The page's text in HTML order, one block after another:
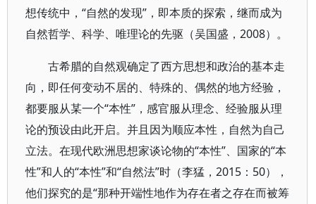
想传统中，“自然的发现”，即本质的探索，继而成为
自然哲学、科学、唯理论的先驱（吴国盛，2008）。
古希腊的自然观确定了西方思想和政治的基本走
向，即任何变动不居的、特殊的、偶然的地方经验，
都要服从某一个“本性”，感官服从理念、经验服从理
论的预设由此开启。并且因为顺应本性，自然为自己
立法。在现代欧洲思想家谈论物的“本性”、国家的“本
性”和人的“本性”和“自然法”时（李猛，2015：50），
他们探究的是“那种开端性地作为存在者之存在而被筹